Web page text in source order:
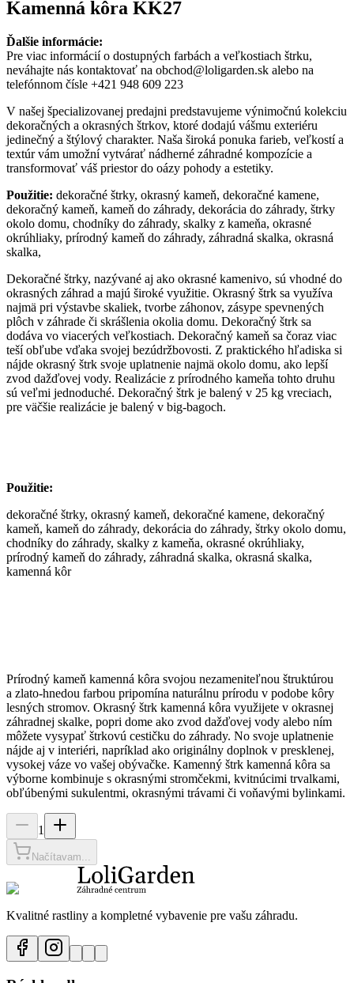
Kamenná kôra KK27
Ďalšie informácie:
Pre viac informácií o dostupných farbách a veľkostiach štrku,
neváhajte nás kontaktovať na obchod@loligarden.sk alebo na
telefónnom čísle +421 948 609 223
V našej špecializovanej predajni predstavujeme výnimočnú kolekciu
dekoračných a okrasných štrkov, ktoré dodajú vášmu exteriéru
jedinečný a štýlový charakter. Naša široká ponuka farieb, veľkostí a
textúr vám umožní vytvárať nádherné záhradné kompozície a
transformovať váš priestor do oázy pohody a estetiky.
Použitie: dekoračné štrky, okrasný kameň, dekoračné kamene,
dekoračný kameň, kameň do záhrady, dekorácia do záhrady, štrky
okolo domu, chodníky do záhrady, skalky z kameňa, okrasné
okrúhliaky, prírodný kameň do záhrady, záhradná skalka, okrasná
skalka,
Dekoračné štrky, nazývané aj ako okrasné kamenivo, sú vhodné do
okrasných záhrad a majú široké využitie. Okrasný štrk sa využíva
najmä pri výstavbe skaliek, tvorbe záhonov, zásype spevnených
plôch v záhrade či skrášlenia okolia domu. Dekoračný štrk sa
dodáva vo viacerých veľkostiach. Dekoračný kameň sa čoraz viac
teší obľube vďaka svojej bezúdržbovosti. Z praktického hľadiska si
nájde okrasný štrk svoje uplatnenie najmä okolo domu, ako lepší
zvod dažďovej vody. Realizácie z prírodného kameňa tohto druhu
sú veľmi jednoduché. Dekoračný štrk je balený v 25 kg vreciach,
pre väčšie realizácie je balený v big-bagoch.
Použitie:
dekoračné štrky, okrasný kameň, dekoračné kamene, dekoračný
kameň, kameň do záhrady, dekorácia do záhrady, štrky okolo domu,
chodníky do záhrady, skalky z kameňa, okrasné okrúhliaky,
prírodný kameň do záhrady, záhradná skalka, okrasná skalka,
kamenná kôr
Prírodný kameň kamenná kôra svojou nezameniteľnou štruktúrou
a zlato-hnedou farbou pripomína naturálnu prírodu v podobe kôry
lesných stromov. Okrasný štrk kamenná kôra využijete v okrasnej
záhradnej skalke, popri dome ako zvod dažďovej vody alebo ním
môžete vysypať štrkovú cestičku do záhrady. No svoje uplatnenie
nájde aj v interiéri, napríklad ako originálny doplnok v presklenej,
vysokej váze vo vašej obývačke. Kamenný štrk kamenná kôra sa
výborne kombinuje s okrasnými stromčekmi, kvitnúcimi trvalkami,
obľúbenými sukulentmi, okrasnými trávami či voňavými bylinkami.
1
Načítavam...
Kvalitné rastliny a kompletné vybavenie pre vašu záhradu.